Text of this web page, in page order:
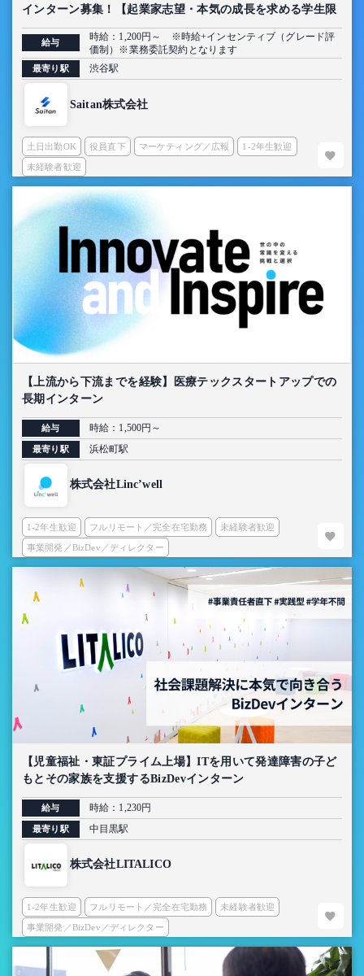
インターン募集！【起業家志望・本気の成長を求める学生限
定】
給与
時給：1,200円～ ※時給+インセンティブ（グレード評
価制）※業務委託契約となります
最寄り駅 渋谷駅
Saitan株式会社
土日出勤OK 役員直下 マーケティング／広報 1-2年生歓迎
未経験者歓迎
【上流から下流までを経験】医療テックスタートアップでの
長期インターン
給与 時給：1,500円～
最寄り駅 浜松町駅
株式会社Linc’well
1-2年生歓迎 フルリモート／完全在宅勤務 未経験者歓迎
事業開発／BizDev／ディレクター
【児童福祉・東証プライム上場】ITを用いて発達障害の子ど
もとその家族を支援するBizDevインターン
給与 時給：1,230円
最寄り駅 中目黒駅
株式会社LITALICO
1-2年生歓迎 フルリモート／完全在宅勤務 未経験者歓迎
事業開発／BizDev／ディレクター